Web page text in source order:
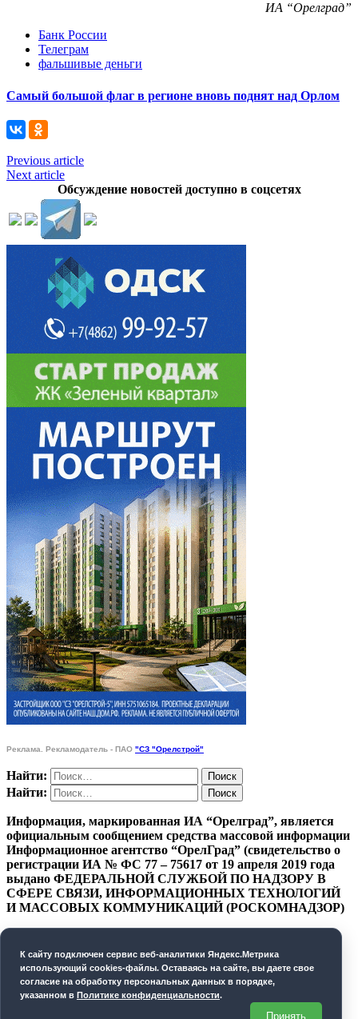
ИА “Орелград”
Банк России
Телеграм
фальшивые деньги
Самый большой флаг в регионе вновь поднят над Орлом
Previous article
Next article
Обсуждение новостей доступно в соцсетях
Реклама. Рекламодатель - ПАО "СЗ "Орелстрой"
Найти:
Найти:
Информация, маркированная ИА “Орелград”, является
официальным сообщением средства массовой информации
Информационное агентство “ОрелГрад” (свидетельство о
регистрации ИА № ФС 77 – 75617 от 19 апреля 2019 года
выдано ФЕДЕРАЛЬНОЙ СЛУЖБОЙ ПО НАДЗОРУ В
СФЕРЕ СВЯЗИ, ИНФОРМАЦИОННЫХ ТЕХНОЛОГИЙ
И МАССОВЫХ КОММУНИКАЦИЙ (РОСКОМНАДЗОР)
СОГЛАСИЕ НА ОБРАБОТКУ ПЕРСОНАЛЬНЫХ
ДАННЫХ
К cайту подключен сервис веб-аналитики Яндекс.Метрика
использующий cookies-файлы. Оставаясь на сайте, вы даете свое
согласие на обработку персональных данных в порядке,
указанном в Политике конфиденциальности.
Принять